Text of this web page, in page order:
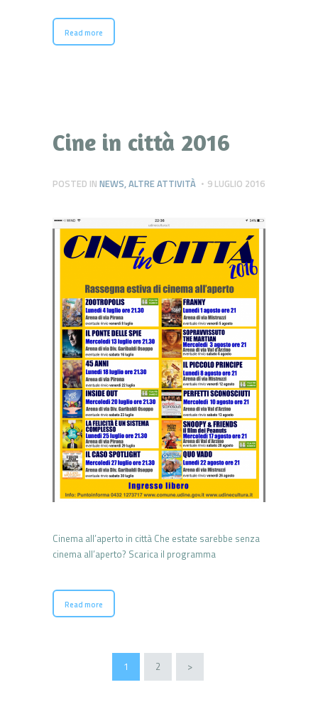
Read more
Cine in città 2016
POSTED IN NEWS,ALTRE ATTIVITÀ 9 LUGLIO 2016
Cinema all’aperto in città Che estate sarebbe senza
cinema all’aperto? Scarica il programma
Read more
PaginazionePAGE
1 PAGE
2 >